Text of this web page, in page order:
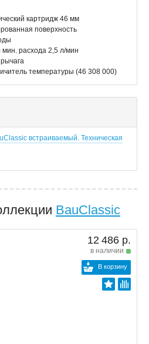
картридж 46 мм
поверхность
мин. расхода 2,5 л/мин
температуры (46 308 000)
встраиваемый. Техническая
BauClassic
12 486 р.
в наличии
В корзину